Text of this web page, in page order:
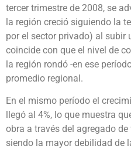
tercer trimestre de 2008, se
la región creció siguiendo la
por el sector privado) al subir
coincide con que el nivel de
la región rondó -en ese
promedio regional.
En el mismo período el
llegó al 4%, lo que muestra
obra a través del agregado
siendo la mayor debilidad de